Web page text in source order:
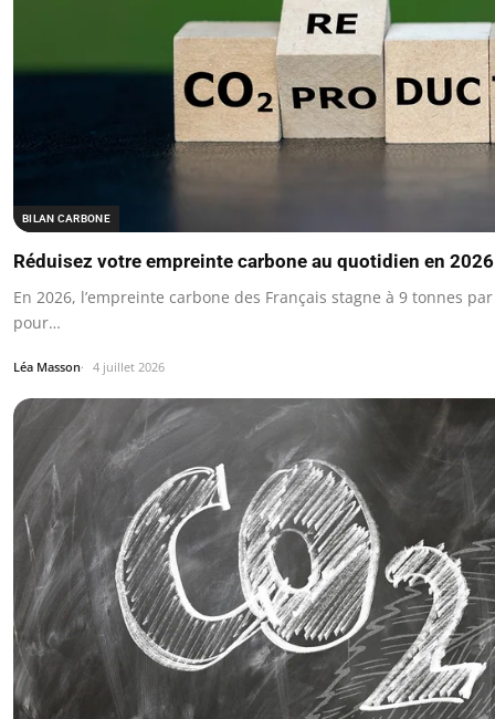
BILAN CARBONE
Réduisez votre empreinte carbone au quotidien en
En 2026, l’empreinte carbone des Français stagne à 9 tonnes
pour…
Léa Masson 4 juillet 2026